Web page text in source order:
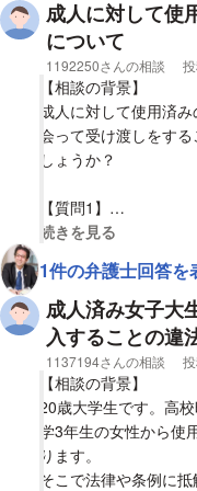
成人に対して使
について
相談者
1192250さんの相談
【相談の背景】
成人に対して使用済
会って受け渡しをす
しょうか？
【質問1】
上記行為は逮捕案件
視覚的に省略された相
続きを見る
1件の弁護士回答を
成人済み女子大
入することの違
相談者
1137194さんの相談
【相談の背景】
20歳大学生です。高
学3年生の女性から使
ります。
そこで法律や条例に